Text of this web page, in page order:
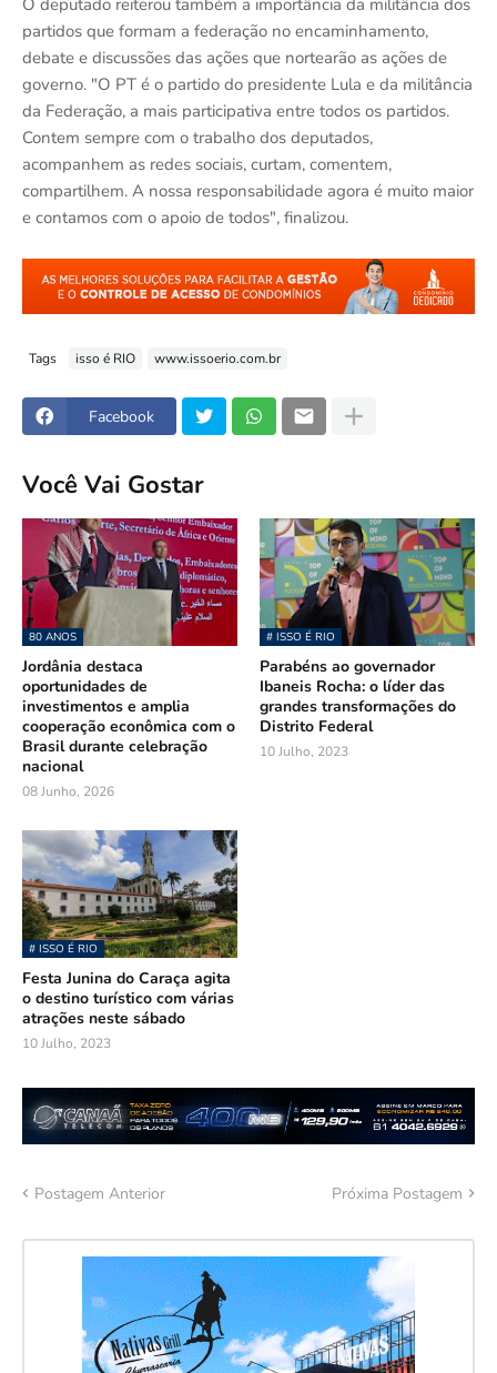
partidos que formam a federação no encaminhamento,
debate e discussões das ações que nortearão as ações de
governo. "O PT é o partido do presidente Lula e da militância
da Federação, a mais participativa entre todos os partidos.
Contem sempre com o trabalho dos deputados,
acompanhem as redes sociais, curtam, comentem,
compartilhem. A nossa responsabilidade agora é muito maior
e contamos com o apoio de todos", finalizou.
Tags isso é RIO www.issoerio.com.br
Facebook
Você Vai Gostar
80 ANOS
Jordânia destaca
oportunidades de
investimentos e amplia
cooperação econômica com o
Brasil durante celebração
nacional
08 Junho, 2026
# ISSO É RIO
Parabéns ao governador
Ibaneis Rocha: o líder das
grandes transformações do
Distrito Federal
10 Julho, 2023
# ISSO É RIO
Festa Junina do Caraça agita
o destino turístico com várias
atrações neste sábado
10 Julho, 2023
Postagem Anterior Próxima Postagem